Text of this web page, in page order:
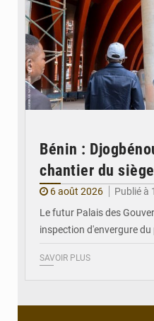
Bénin :
chantier du
6 août 2026
Publié à
Le futur Palais des
inspection d'envergure
SAVOIR PLUS